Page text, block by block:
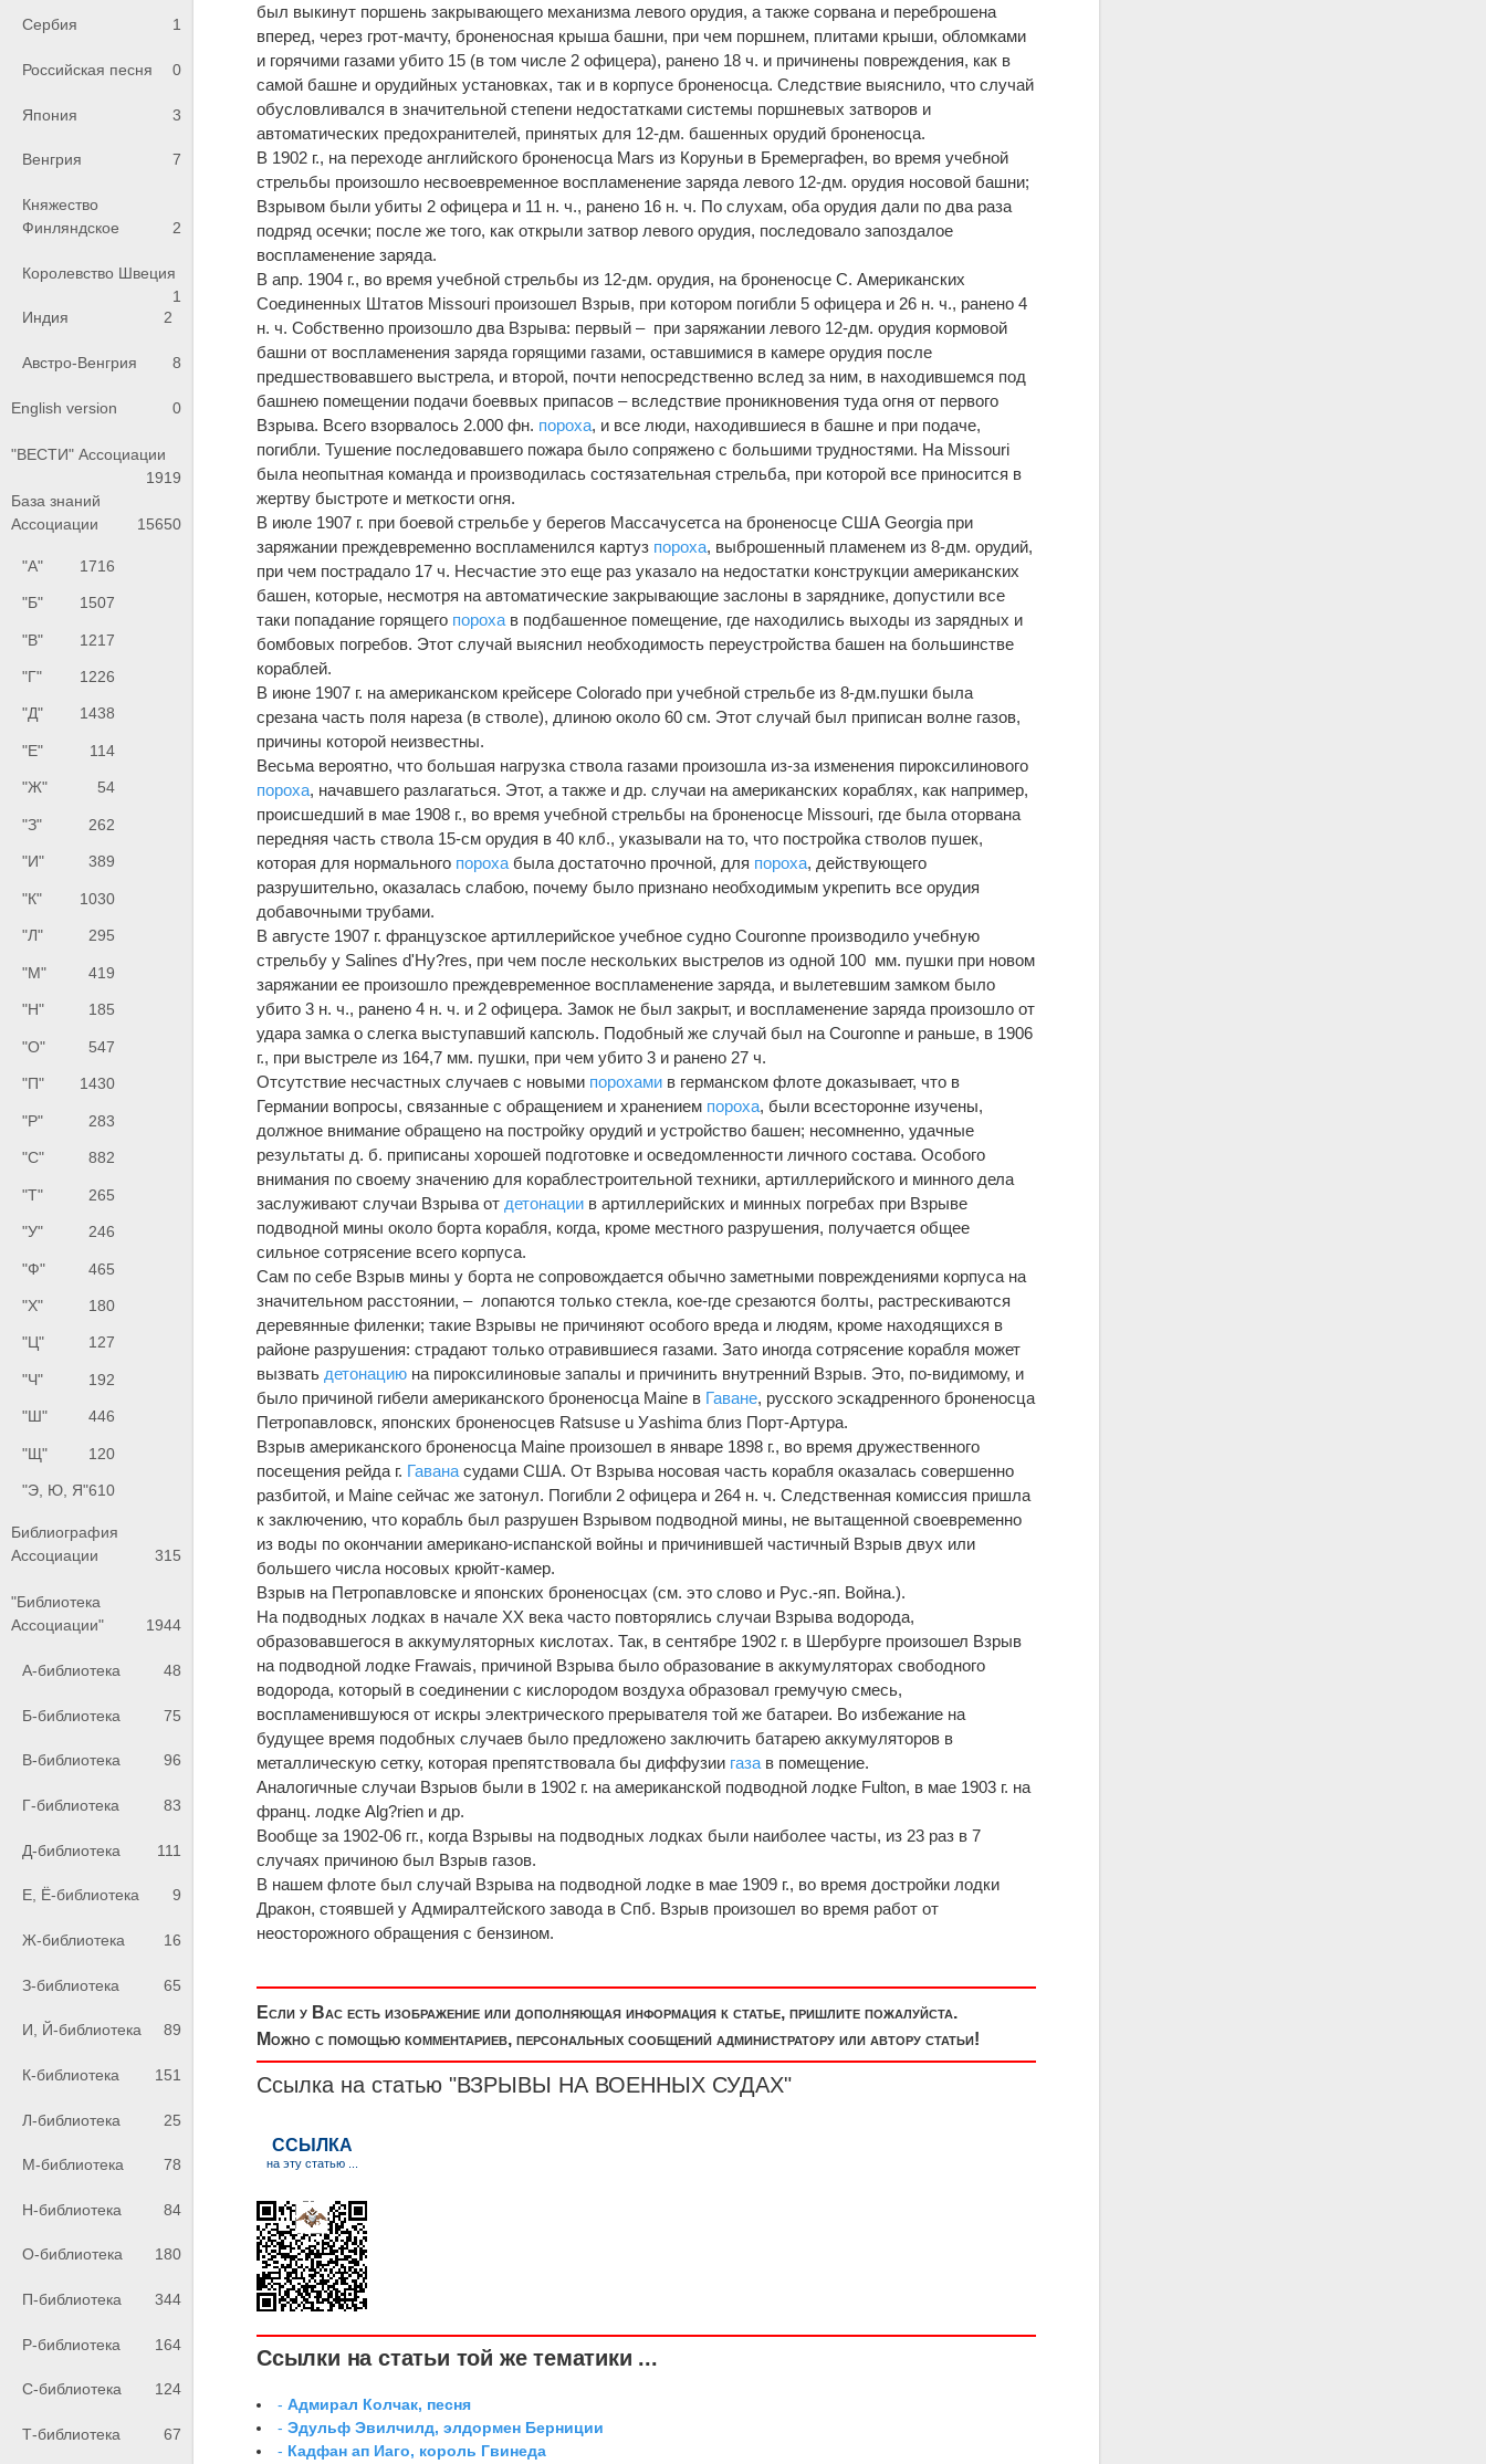
Сербия 1
Российская песня 0
Япония 3
Венгрия 7
Княжество
Финляндское
2
Королевство Швеция
1
Индия
2
Австро-Венгрия 8
English version 0
"ВЕСТИ" Ассоциации
1919
База знаний
Ассоциации
15650
"А" 1716
"Б" 1507
"В" 1217
"Г" 1226
"Д" 1438
"Е" 114
"Ж" 54
"З" 262
"И" 389
"К" 1030
"Л" 295
"М" 419
"Н" 185
"О" 547
"П" 1430
"Р" 283
"С" 882
"Т" 265
"У" 246
"Ф" 465
"Х" 180
"Ц" 127
"Ч" 192
"Ш" 446
"Щ" 120
"Э, Ю, Я"610
Библиография
Ассоциации
315
"Библиотека
Ассоциации"
1944
А-библиотека 48
Б-библиотека 75
В-библиотека 96
Г-библиотека 83
Д-библиотека 111
Е, Ё-библиотека 9
Ж-библиотека 16
З-библиотека 65
И, Й-библиотека 89
К-библиотека 151
Л-библиотека 25
М-библиотека 78
Н-библиотека 84
О-библиотека 180
П-библиотека 344
Р-библиотека 164
С-библиотека 124
Т-библиотека 67
был выкинут поршень закрывающего механизма левого орудия, а также сорвана и переброшена
вперед, через грот-мачту, броненосная крыша башни, при чем поршнем, плитами крыши, обломками
и горячими газами убито 15 (в том числе 2 офицера), ранено 18 ч. и причинены повреждения, как в
самой башне и орудийных установках, так и в корпусе броненосца. Следствие выяснило, что случай
обусловливался в значительной степени недостатками системы поршневых затворов и
автоматических предохранителей, принятых для 12-дм. башенных орудий броненосца.
В 1902 г., на переходе английского броненосца Mаrs из Коруньи в Бремергафен, во время учебной
стрельбы произошло несвоевременное воспламенение заряда левого 12-дм. орудия носовой башни;
Взрывом были убиты 2 офицера и 11 н. ч., ранено 16 н. ч. По слухам, оба орудия дали по два раза
подряд осечки; после же того, как открыли затвор левого орудия, последовало запоздалое
воспламенение заряда.
В апр. 1904 г., во время учебной стрельбы из 12-дм. орудия, на броненосце С. Американских
Соединенных Штатов Missouri произошел Взрыв, при котором погибли 5 офицера и 26 н. ч., ранено 4
н. ч. Собственно произошло два Взрыва: первый – при заряжании левого 12-дм. орудия кормовой
башни от воспламенения заряда горящими газами, оставшимися в камере орудия после
предшествовавшего выстрела, и второй, почти непосредственно вслед за ним, в находившемся под
башнею помещении подачи боеввых припасов – вследствие проникновения туда огня от первого
Взрыва. Всего взорвалось 2.000 фн. пороха, и все люди, находившиеся в башне и при подаче,
погибли. Тушение последовавшего пожара было сопряжено с большими трудностями. Hа Missouri
была неопытная команда и производилась состязательная стрельба, при которой все приносится в
жертву быстроте и меткости огня.
В июле 1907 г. при боевой стрельбе у берегов Массачусетса на броненосце США Georgiа при
заряжании преждевременно воспламенился картуз пороха, выброшенный пламенем из 8-дм. орудий,
при чем пострадало 17 ч. Несчастие это еще раз указало на недостатки конструкции американских
башен, которые, несмотря на автоматические закрывающие заслоны в заряднике, допустили все
таки попадание горящего пороха в подбашенное помещение, где находились выходы из зарядных и
бомбовых погребов. Этот случай выяснил необходимость переустройства башен на большинстве
кораблей.
В июне 1907 г. на американском крейсере Colorаdo при учебной стрельбе из 8-дм.пушки была
срезана часть поля нареза (в стволе), длиною около 60 см. Этот случай был приписан волне газов,
причины которой неизвестны.
Весьма вероятно, что большая нагрузка ствола газами произошла из-за изменения пироксилинового
пороха, начавшего разлагаться. Этот, а также и др. случаи на американских кораблях, как например,
происшедший в мае 1908 г., во время учебной стрельбы на броненосце Missouri, где была оторвана
передняя часть ствола 15-см орудия в 40 клб., указывали на то, что постройка стволов пушек,
которая для нормального пороха была достаточно прочной, для пороха, действующего
разрушительно, оказалась слабою, почему было признано необходимым укрепить все орудия
добавочными трубами.
В августе 1907 г. французское артиллерийское учебное судно Couron­ne производило учебную
стрельбу у Sаlines d'Hу?res, при чем после нескольких выстрелов из одной 100 мм. пушки при новом
заряжании ее произошло преждевременное воспламенение заряда, и вылетевшим замком было
убито 3 н. ч., ранено 4 н. ч. и 2 офицера. Замок не был закрыт, и воспламенение заряда произошло от
удара замка о слегка выступавший капсюль. Подобный же случай был на Couronne и раньше, в 1906
г., при выстреле из 164,7 мм. пушки, при чем убито 3 и ранено 27 ч.
Отсутствие несчастных случаев с новыми порохами в германском флоте доказывает, что в
Германии вопросы, связанные с обращением и хранением пороха, были всесторонне изучены,
должное внимание обращено на постройку орудий и устройство башен; несомненно, удачные
результаты д. б. приписаны хорошей подготовке и осведомленности личного состава. Особого
внимания по своему значению для кораблестроительной техники, артиллерийского и минного дела
заслуживают случаи Взрыва от детонации в артиллерийских и минных погребах при Взрыве
подводной мины около борта корабля, когда, кроме местного разрушения, получается общее
сильное сотрясение всего корпуса.
Сам по себе Взрыв мины у борта не сопровождается обычно заметными повреждениями корпуса на
значительном расстоянии, – лопаются только стекла, кое-где срезаются болты, растрескиваются
деревянные филенки; такие Взрывы не причиняют особого вреда и людям, кроме находящихся в
районе разрушения: страдают только отравившиеся газами. Зато иногда сотрясение корабля может
вызвать детонацию на пироксилиновые запалы и причинить внутренний Взрыв. Это, по-видимому, и
было причиной гибели американского броненосца Mаine в Гаване, русского эскадренного броненосца
Петропавловск, японских броненосцев Rаtsuse u Уаshimа близ Порт-Артура.
Взрыв американского броненосца Mаine произошел в январе 1898 г., во время дружественного
посещения рейда г. Гавана судами США. От Взрыва носовая часть корабля оказалась совершенно
разбитой, и Mаine сейчас же затонул. Погибли 2 офицера и 264 н. ч. Следственная комиссия пришла
к заключению, что корабль был разрушен Взрывом подводной мины, не вытащенной своевременно
из воды по окончании американо-испанской войны и причинившей частичный Взрыв двух или
большего числа носовых крюйт-камер.
Взрыв на Петропавловске и японских броненосцах (см. это слово и Рус.-яп. Война.).
На подводных лодках в начале XX века часто повторялись случаи Взрыва водорода,
образовавшегося в аккумуляторных кислотах. Так, в сентябре 1902 г. в Шербурге произошел Взрыв
на подводной лодке Frаwаis, причиной Взрыва было образование в аккумуляторах свободного
водорода, который в соединении с кислородом воздуха образовал гремучую смесь,
воспламенившуюся от искры электрического прерывателя той же батареи. Во избежание на
будущее время подобных случаев было предложено заключить батарею аккумуляторов в
металлическую сетку, которая препятствовала бы диффузии газа в помещение.
Аналогичные случаи Взрыов были в 1902 г. на американской подводной лодке Fulton, в мае 1903 г. на
франц. лодке Аlg?rien и др.
Вообще за 1902-06 гг., когда Взрывы на подводных лодках были наиболее часты, из 23 раз в 7
случаях причиною был Взрыв газов.
В нашем флоте был случай Взрыва на подводной лодке в мае 1909 г., во время достройки лодки
Дракон, стоявшей у Адмиралтейского завода в Спб. Взрыв произошел во время работ от
неосторожного обращения с бензином.
Если у Вас есть изображение или дополняющая информация к статье, пришлите пожалуйста.
Можно с помощью комментариев, персональных сообщений администратору или автору статьи!
Ссылка на статью "ВЗРЫВЫ НА ВОЕННЫХ СУДАХ"
Ссылки на статьи той же тематики ...
-Адмирал Колчак, песня
-Эдульф Эвилчилд, элдормен Берниции
- Кадфан ап Иаго, король Гвинеда